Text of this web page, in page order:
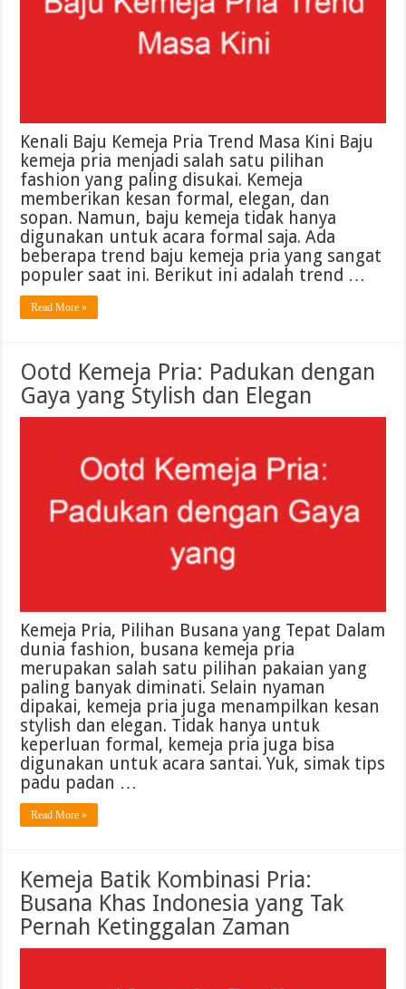
Kenali Baju Kemeja Pria Trend Masa Kini Baju
kemeja pria menjadi salah satu pilihan
fashion yang paling disukai. Kemeja
memberikan kesan formal, elegan, dan
sopan. Namun, baju kemeja tidak hanya
digunakan untuk acara formal saja. Ada
beberapa trend baju kemeja pria yang sangat
populer saat ini. Berikut ini adalah trend …
Read More »
Ootd Kemeja Pria: Padukan dengan
Gaya yang Stylish dan Elegan
Kemeja Pria, Pilihan Busana yang Tepat Dalam
dunia fashion, busana kemeja pria
merupakan salah satu pilihan pakaian yang
paling banyak diminati. Selain nyaman
dipakai, kemeja pria juga menampilkan kesan
stylish dan elegan. Tidak hanya untuk
keperluan formal, kemeja pria juga bisa
digunakan untuk acara santai. Yuk, simak tips
padu padan …
Read More »
Kemeja Batik Kombinasi Pria:
Busana Khas Indonesia yang Tak
Pernah Ketinggalan Zaman